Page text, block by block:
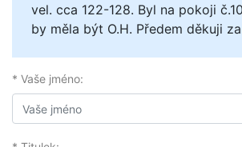
vel. cca 122-128. Byl na pokoji
by měla být O.H. Předem děkuji
* Vaše jméno: